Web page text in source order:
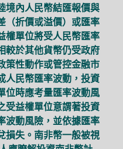
境內人民幣結匯報價與
（折價或溢價）或匯率
權單位將受人民幣匯率
較於其他貨幣仍受政府
策性動作或管控金融市
人民幣匯率波動，投資
位時應考量匯率波動風
受益權單位意謂著投資
波動風險，並依據匯率
損失。南非幣一般被視